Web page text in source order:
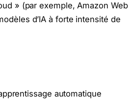
» (par exemple, Amazon Web
d’IA à forte intensité de
automatique